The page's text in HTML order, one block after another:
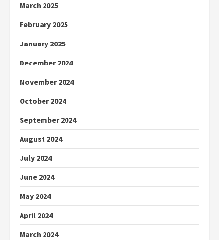
March 2025
February 2025
January 2025
December 2024
November 2024
October 2024
September 2024
August 2024
July 2024
June 2024
May 2024
April 2024
March 2024